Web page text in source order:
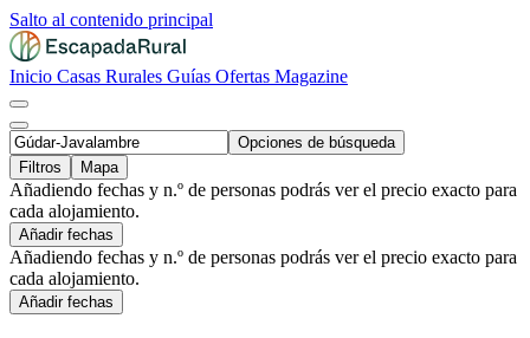
Salto al contenido principal
Inicio Casas Rurales Guías Ofertas Magazine
Opciones de búsqueda
Filtros
Mapa
Añadiendo fechas y n.º de personas podrás ver el precio exacto para
cada alojamiento.
Añadir fechas
Añadiendo fechas y n.º de personas podrás ver el precio exacto para
cada alojamiento.
Añadir fechas